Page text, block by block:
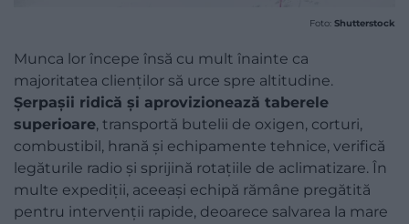
Foto: Shutterstock
Munca lor începe însă cu mult înainte ca
majoritatea clienților să urce spre altitudine.
Șerpașii ridică și aprovizionează taberele
superioare, transportă butelii de oxigen, corturi,
combustibil, hrană și echipamente tehnice, verifică
legăturile radio și sprijină rotațiile de aclimatizare. În
multe expediții, aceeași echipă rămâne pregătită
pentru intervenții rapide, deoarece salvarea la mare